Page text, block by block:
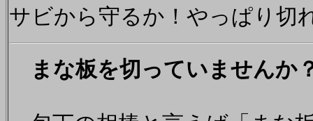
サビから守るか！やっぱり切
まな板を切っていませんか